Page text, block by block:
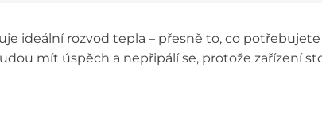
ideální rozvod tepla – přesně to, co
mít úspěch a nepřipálí se, protože zařízení